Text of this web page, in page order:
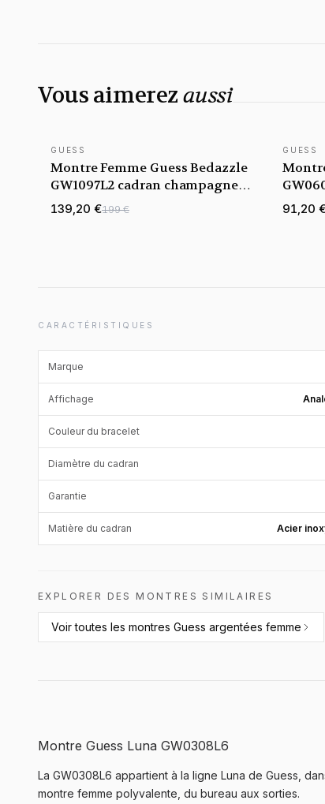
Vous aimerezaussi
NOUVEAUTÉ
GUESS
Montre Femme Guess Bedazzle
GW1097L2 cadran champagne
doré bracelet acier
139,20 €199 €
GUESS
91,20
CARACTÉRISTIQUES
Marque
Affichage
Couleur du bracelet
Diamètre du cadran
Garantie
Matière du cadran Acier
EXPLORER DES MONTRES SIMILAIRES
Voir toutes les montres Guess argentées femme
Montre Guess Luna GW0308L6
La GW0308L6 appartient à la ligne Luna de Guess,
montre femme polyvalente, du bureau aux sorties.